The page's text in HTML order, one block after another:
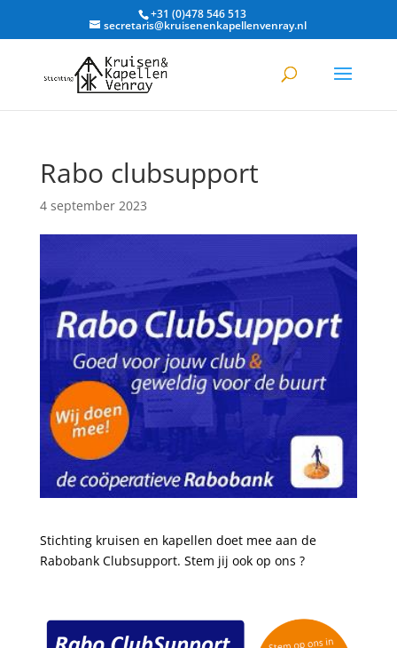
+31 (0)478 546 513
secretaris@kruisenenkapellenvenray.nl
Rabo clubsupport
4 september 2023
Stichting kruisen en kapellen doet mee aan de
Rabobank Clubsupport. Stem jij ook op ons ?